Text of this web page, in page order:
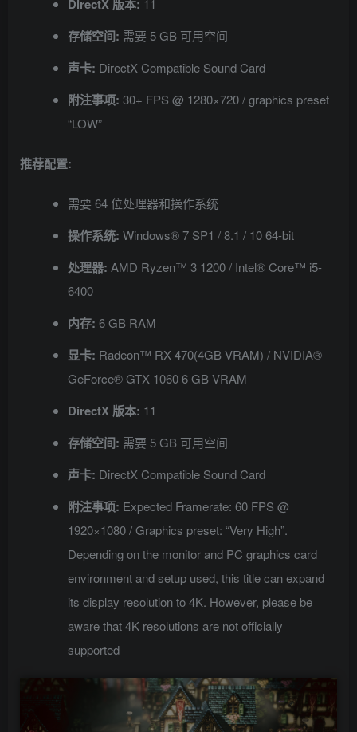
DirectX 版本: 11
存储空间: 需要 5 GB 可用空间
声卡: DirectX Compatible Sound Card
附注事项: 30+ FPS @ 1280×720 / graphics preset
“LOW”
推荐配置:
需要 64 位处理器和操作系统
操作系统: Windows® 7 SP1 / 8.1 / 10 64-bit
处理器: AMD Ryzen™ 3 1200 / Intel® Core™ i5-
6400
内存: 6 GB RAM
显卡: Radeon™ RX 470(4GB VRAM) / NVIDIA®
GeForce® GTX 1060 6 GB VRAM
DirectX 版本: 11
存储空间: 需要 5 GB 可用空间
声卡: DirectX Compatible Sound Card
附注事项: Expected Framerate: 60 FPS @
1920×1080 / Graphics preset: “Very High”.
Depending on the monitor and PC graphics card
environment and setup used, this title can expand
its display resolution to 4K. However, please be
aware that 4K resolutions are not officially
supported